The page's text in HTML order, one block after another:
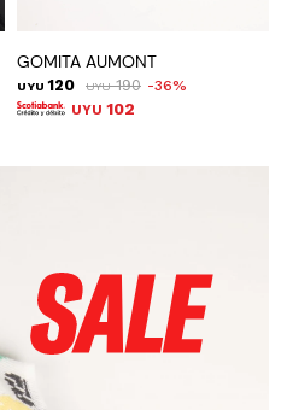
GOMITA AUMONT
UYU 120 UYU 190 36
UYU 102